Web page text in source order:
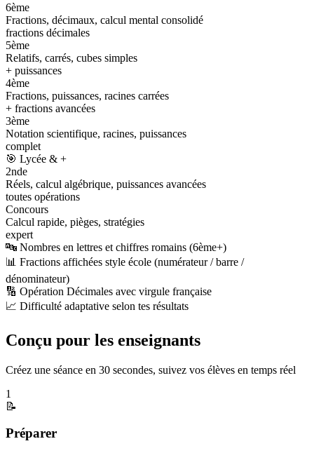
6ème
Fractions, décimaux, calcul mental consolidé
fractions décimales
5ème
Relatifs, carrés, cubes simples
+ puissances
4ème
Fractions, puissances, racines carrées
+ fractions avancées
3ème
Notation scientifique, racines, puissances
complet
🎯 Lycée & +
2nde
Réels, calcul algébrique, puissances avancées
toutes opérations
Concours
Calcul rapide, pièges, stratégies
expert
🔤 Nombres en lettres et chiffres romains (6ème+)
📊 Fractions affichées style école (numérateur / barre /
dénominateur)
🔢 Opération Décimales avec virgule française
📈 Difficulté adaptative selon tes résultats
Conçu pour les enseignants
Créez une séance en 30 secondes, suivez vos élèves en temps réel
1
📝
Préparer